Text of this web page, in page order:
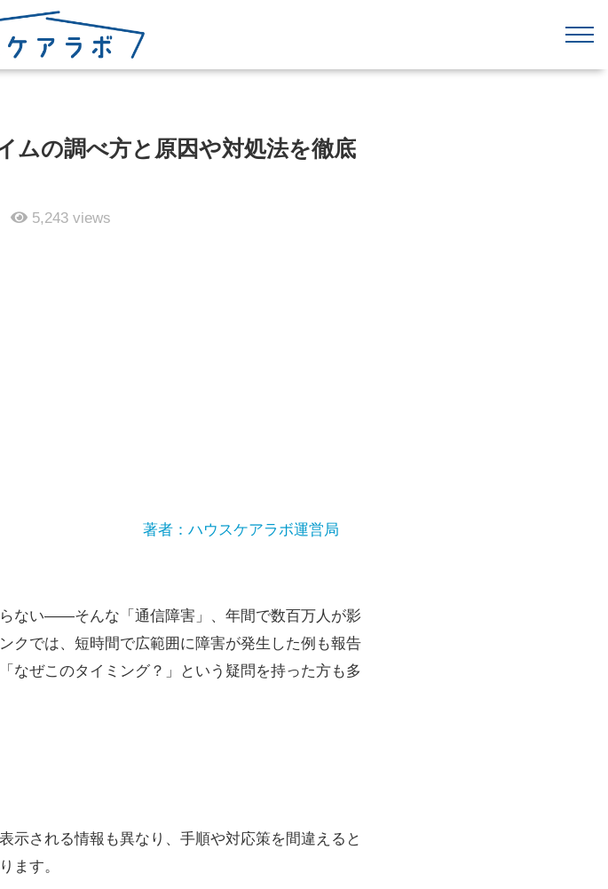
ムの調べ方と原因や対処法を徹底
5,243 views
著者：ハウスケアラボ運営局
ない――そんな「通信障害」、年間で数百万人が影
クでは、短時間で広範囲に障害が発生した例も報告
なぜこのタイミング？」という疑問を持った方も多
示される情報も異なり、手順や対応策を間違えると
ます。